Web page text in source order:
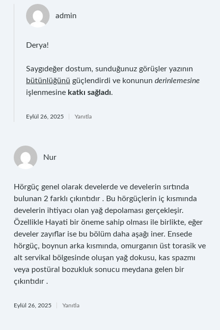
admin
Derya!
Saygıdeğer dostum, sunduğunuz görüşler yazının
bütünlüğünü güçlendirdi ve konunun derinlemesine
işlenmesine katkı sağladı.
Eylül 26, 2025 Yanıtla
Nur
Hörgüç genel olarak develerde ve develerin sırtında
bulunan 2 farklı çıkıntıdır . Bu hörgüçlerin iç kısmında
develerin ihtiyacı olan yağ depolaması gerçekleşir.
Özellikle Hayati bir öneme sahip olması ile birlikte, eğer
develer zayıflar ise bu bölüm daha aşağı iner. Ensede
hörgüç, boynun arka kısmında, omurganın üst torasik ve
alt servikal bölgesinde oluşan yağ dokusu, kas spazmı
veya postüral bozukluk sonucu meydana gelen bir
çıkıntıdır .
Eylül 26, 2025 Yanıtla